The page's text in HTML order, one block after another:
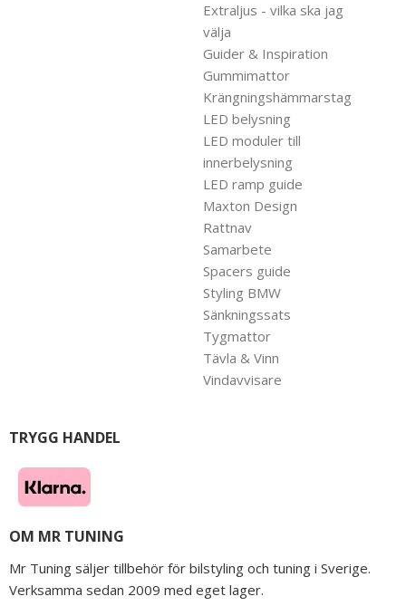
Extraljus - vilka ska jag
välja
Guider & Inspiration
Gummimattor
Krängningshämmarstag
LED belysning
LED moduler till
innerbelysning
LED ramp guide
Maxton Design
Rattnav
Samarbete
Spacers guide
Styling BMW
Sänkningssats
Tygmattor
Tävla & Vinn
Vindavvisare
TRYGG HANDEL
OM MR TUNING
Mr Tuning säljer tillbehör för bilstyling och tuning i Sverige.
Verksamma sedan 2009 med eget lager.